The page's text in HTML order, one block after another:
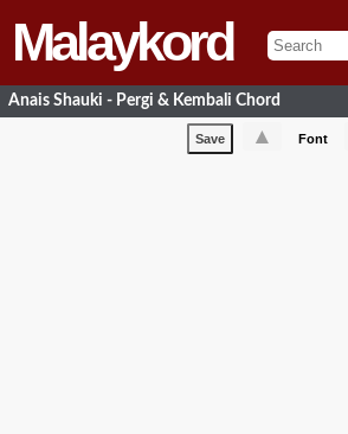
Malaykord
Anais Shauki - Pergi & Kembali Chord
Save ▲ Font